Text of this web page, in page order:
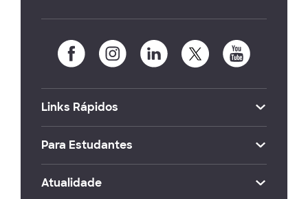
Links Rápidos
Para Estudantes
Atualidade